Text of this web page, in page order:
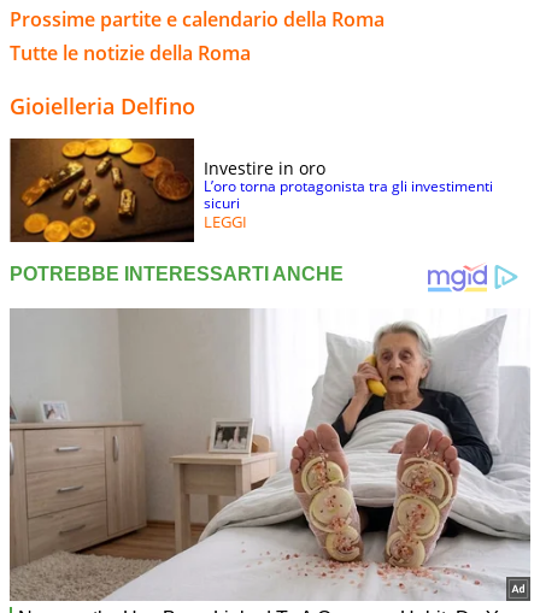
Prossime partite e calendario della Roma
Tutte le notizie della Roma
Gioielleria Delfino
Investire in oro
L’oro torna protagonista tra gli investimenti
sicuri
LEGGI